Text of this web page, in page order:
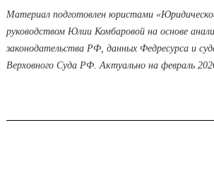
Материал подготовлен юристами
руководством Юлии Комбаровой на основе
законодательства РФ, данных Федресурса и
Верховного Суда РФ. Актуально на февраль